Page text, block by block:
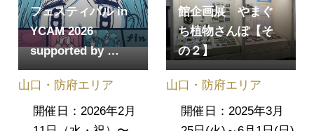
ント製の彫刻「鳥とあそぼ
う」がテーマです。展示で
は石炭産業とセメントの関
係やセメント彫刻の系譜を
山内壮夫…
フェスティバル in
YCAM 2026
supported by …
山口・防府エリア
開催日：2026年2月
館企画展 やまぐ
ち植物さんぽ【そ
の２】
山口・防府エリア
開催日：2025年3月